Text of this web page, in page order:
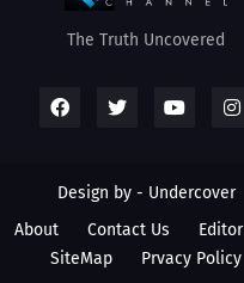
The Truth Uncovered
Design by - Undercover
About Contact Us Editor
SiteMap
Prvacy Policy